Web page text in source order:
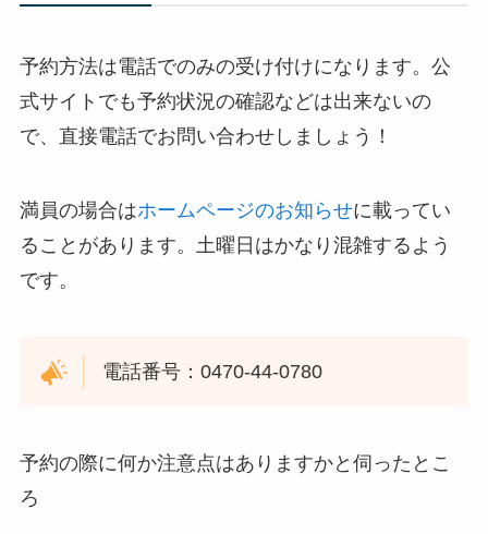
予約方法は電話でのみの受け付けになります。公
式サイトでも予約状況の確認などは出来ないの
で、直接電話でお問い合わせしましょう！
満員の場合はホームページのお知らせに載ってい
ることがあります。土曜日はかなり混雑するよう
です。
電話番号：0470-44-0780
予約の際に何か注意点はありますかと伺ったとこ
ろ